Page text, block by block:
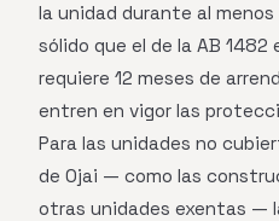
la unidad durante al
sólido que el de la AB
requiere 12 meses de
entren en vigor las
Para las unidades no
de Ojai — como las
otras unidades exentas —